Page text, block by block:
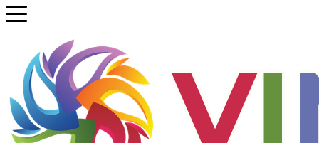
menu